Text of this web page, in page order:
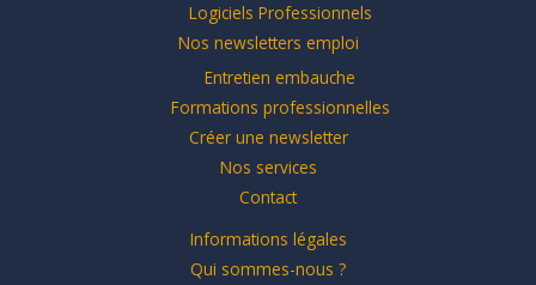
Logiciels Professionnels
Nos newsletters emploi
Entretien embauche
Formations professionnelles
Créer une newsletter
Nos services
Contact
Informations légales
Qui sommes-nous ?